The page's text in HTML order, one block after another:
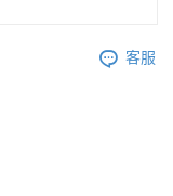
客服